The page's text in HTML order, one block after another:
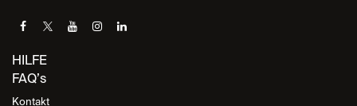
HILFE
FAQ’s
Kontakt